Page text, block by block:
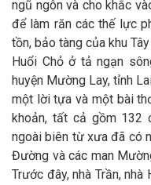
ngũ ngôn và cho khắc
để làm răn các thế lực
tồn, bảo tàng của khu
Huổi Chỏ ở tả ngạn
huyện Mường Lay, tỉnh
một lời tựa và một bài
khoản, tất cả gồm 132
ngoài biên từ xưa đã có
Đường và các man
Trước đây, nhà Trần,